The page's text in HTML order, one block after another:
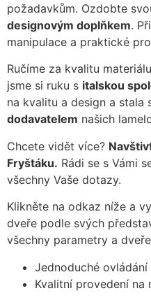
požadavkům. Ozdobte
designovým doplňkem.
manipulace a praktické
Ručíme za kvalitu
jsme si ruku s italskou
na kvalitu a design a stala
dodavatelem našich
Chcete vidět více?
Fryštáku. Rádi se s Vámi
všechny Vaše dotazy.
Klikněte na odkaz níže a
dveře podle svých
všechny parametry a
Jednoduché ovládání
Kvalitní provedení na